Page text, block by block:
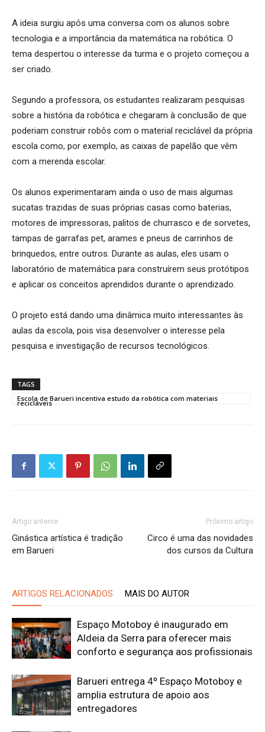
A ideia surgiu após uma conversa com os alunos sobre
tecnologia e a importância da matemática na robótica. O
tema despertou o interesse da turma e o projeto começou a
ser criado.
Segundo a professora, os estudantes realizaram pesquisas
sobre a história da robótica e chegaram à conclusão de que
poderiam construir robôs com o material reciclável da própria
escola como, por exemplo, as caixas de papelão que vêm
com a merenda escolar.
Os alunos experimentaram ainda o uso de mais algumas
sucatas trazidas de suas próprias casas como baterias,
motores de impressoras, palitos de churrasco e de sorvetes,
tampas de garrafas pet, arames e pneus de carrinhos de
brinquedos, entre outros. Durante as aulas, eles usam o
laboratório de matemática para construírem seus protótipos
e aplicar os conceitos aprendidos durante o aprendizado.
O projeto está dando uma dinâmica muito interessantes às
aulas da escola, pois visa desenvolver o interesse pela
pesquisa e investigação de recursos tecnológicos.
TAGS
Escola de Barueri incentiva estudo da robótica com materiais
recicláveis
Artigo anterior
Ginástica artística é tradição
em Barueri
Próximo artigo
Circo é uma das novidades
dos cursos da Cultura
ARTIGOS RELACIONADOS MAIS DO AUTOR
Espaço Motoboy é inaugurado em
Aldeia da Serra para oferecer mais
conforto e segurança aos profissionais
Barueri entrega 4º Espaço Motoboy e
amplia estrutura de apoio aos
entregadores